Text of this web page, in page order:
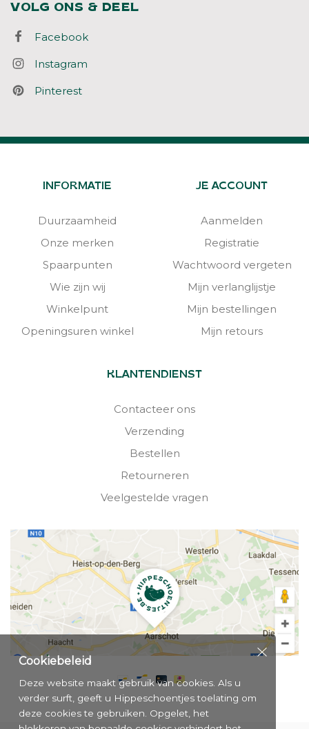
VOLG ONS & DEEL
Facebook
Instagram
Pinterest
INFORMATIE
Duurzaamheid
Onze merken
Spaarpunten
Wie zijn wij
Winkelpunt
Openingsuren winkel
JE ACCOUNT
Aanmelden
Registratie
Wachtwoord vergeten
Mijn verlanglijstje
Mijn bestellingen
Mijn retours
KLANTENDIENST
Contacteer ons
Verzending
Bestellen
Retourneren
Veelgestelde vragen
Cookiebeleid
Deze website maakt gebruik van cookies. Als u
verder surft, geeft u Hippeschoentjes toelating om
deze cookies te gebruiken. Opgelet, het